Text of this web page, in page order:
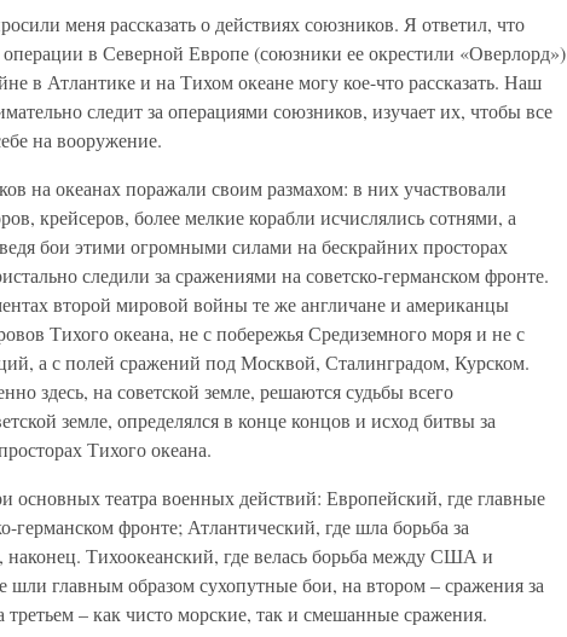
меня рассказать о действиях союзников. Я ответил, что
в Северной Европе (союзники ее окрестили «Оверлорд»)
в Атлантике и на Тихом океане могу кое-что рассказать. Наш
следит за операциями союзников, изучает их, чтобы все
на вооружение.
на океанах поражали своим размахом: в них участвовали
крейсеров, более мелкие корабли исчислялись сотнями, а
бои этими огромными силами на бескрайних просторах
следили за сражениями на советско-германском фронте.
второй мировой войны те же англичане и американцы
Тихого океана, не с побережья Средиземного моря и не с
а с полей сражений под Москвой, Сталинградом, Курском.
здесь, на советской земле, решаются судьбы всего
земле, определялся в конце концов и исход битвы за
Тихого океана.
основных театра военных действий: Европейский, где главные
германском фронте; Атлантический, где шла борьба за
наконец. Тихоокеанский, где велась борьба между США и
шли главным образом сухопутные бои, на втором – сражения за
– как чисто морские, так и смешанные сражения.